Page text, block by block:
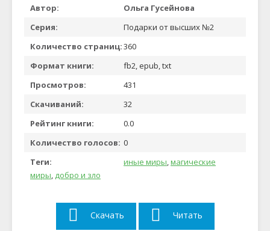
Автор:
Ольга Гусейнова
Серия:
Подарки от высших №2
Количество страниц:360
Формат книги:
fb2, epub, txt
Просмотров:
431
Скачиваний:
32
Рейтинг книги:
0.0
Количество голосов: 0
Теги:
иные миры,магические
миры, добро и зло
Скачать Читать